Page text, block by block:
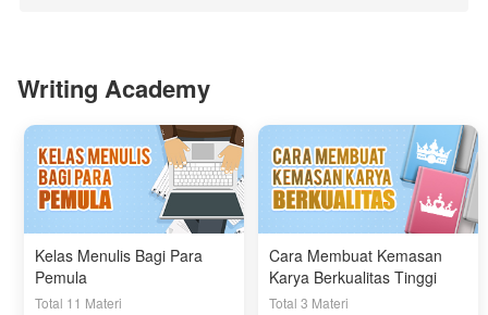
Writing Academy
Kelas Menulis Bagi Para
Pemula
Total 11 Materi
Cara Membuat Kemasan
Karya Berkualitas Tinggi
Total 3 Materi